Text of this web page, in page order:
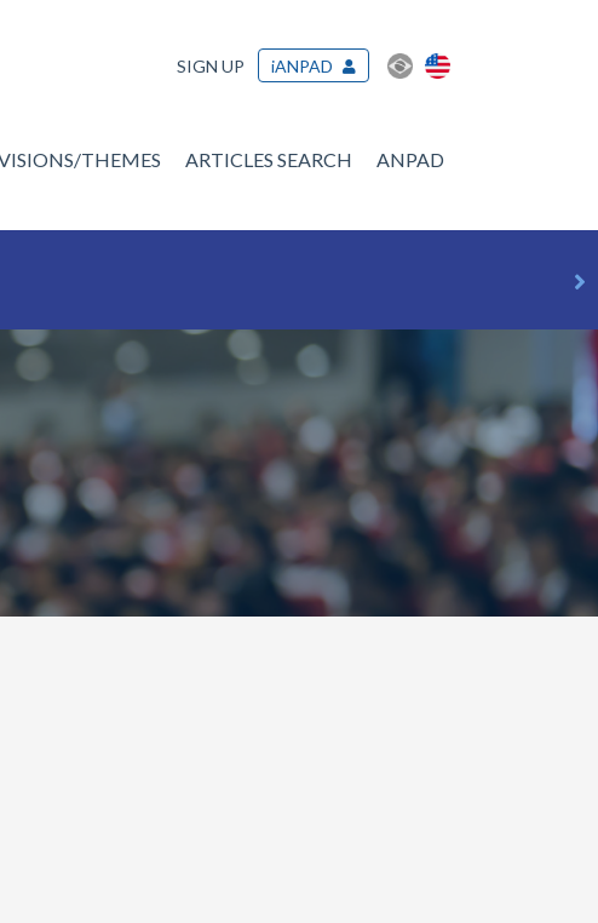
SIGN UP iANPAD
THEMES ARTICLES SEARCH ANPAD